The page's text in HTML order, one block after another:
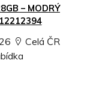
– MODRÝ
Celá ČR